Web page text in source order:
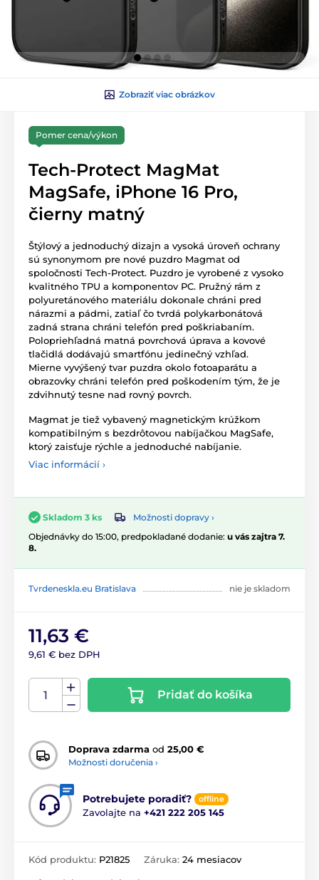
Zobraziť viac obrázkov
Pomer cena/výkon
Tech-Protect MagMat
MagSafe, iPhone 16 Pro,
čierny matný
Štýlový a jednoduchý dizajn a vysoká úroveň ochrany
sú synonymom pre nové puzdro Magmat od
spoločnosti Tech-Protect. Puzdro je vyrobené z vysoko
kvalitného TPU a komponentov PC. Pružný rám z
polyuretánového materiálu dokonale chráni pred
nárazmi a pádmi, zatiaľ čo tvrdá polykarbonátová
zadná strana chráni telefón pred poškriabaním.
Polopriehľadná matná povrchová úprava a kovové
tlačidlá dodávajú smartfónu jedinečný vzhľad.
Mierne vyvýšený tvar puzdra okolo fotoaparátu a
obrazovky chráni telefón pred poškodením tým, že je
zdvihnutý tesne nad rovný povrch.
Magmat je tiež vybavený magnetickým krúžkom
kompatibilným s bezdrôtovou nabíjačkou MagSafe,
ktorý zaisťuje rýchle a jednoduché nabíjanie.
Viac informácií ›
Skladom 3 ks
Možnosti dopravy ›
Objednávky do 15:00, predpokladané dodanie: u vás zajtra 7.
8.
Tvrdeneskla.eu Bratislava nie je skladom
11,63 €
9,61 € bez DPH
Pridať do košíka
Doprava zdarma od 25,00 €
Možnosti doručenia ›
Potrebujete poradiť? offline
Zavolajte na +421 222 205 145
Kód produktu: P21825 Záruka: 24 mesiacov